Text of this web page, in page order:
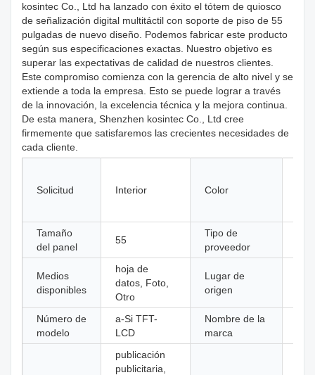
kosintec Co., Ltd ha lanzado con éxito el tótem de quiosco
de señalización digital multitáctil con soporte de piso de 55
pulgadas de nuevo diseño. Podemos fabricar este producto
según sus especificaciones exactas. Nuestro objetivo es
superar las expectativas de calidad de nuestros clientes.
Este compromiso comienza con la gerencia de alto nivel y se
extiende a toda la empresa. Esto se puede lograr a través
de la innovación, la excelencia técnica y la mejora continua.
De esta manera, Shenzhen kosintec Co., Ltd cree
firmemente que satisfaremos las crecientes necesidades de
cada cliente.
Solicitud Interior Color
Tamaño
del panel
55
Tipo de
proveedor
Medios
disponibles
hoja de
datos, Foto,
Otro
Lugar de
origen
Número de
modelo
a-Si TFT-
LCD
Nombre de la
marca
publicación
publicitaria,